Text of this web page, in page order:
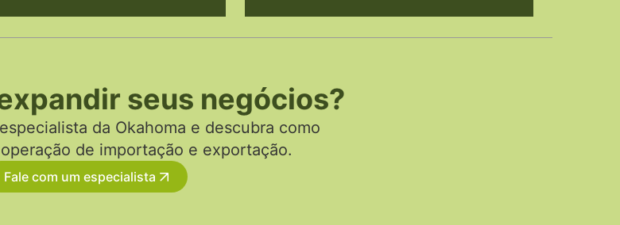
seus negócios?
da Okahoma e descubra como
de importação e exportação.
Fale com um especialista